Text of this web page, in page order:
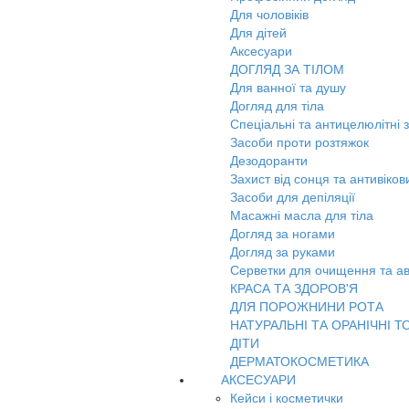
Для чоловіків
Для дітей
Аксесуари
ДОГЛЯД ЗА ТІЛОМ
Для ванної та душу
Догляд для тіла
Спеціальні та антицелюлітні
Засоби проти розтяжок
Дезодоранти
Захист від сонця та
Засоби для депіляції
Масажні масла для тіла
Догляд за ногами
Догляд за руками
Серветки для очищення та
КРАСА ТА ЗДОРОВ'Я
ДЛЯ ПОРОЖНИНИ РОТА
НАТУРАЛЬНІ ТА ОРАНІЧНІ
ДІТИ
ДЕРМАТОКОСМЕТИКА
АКСЕСУАРИ
Кейси і косметички